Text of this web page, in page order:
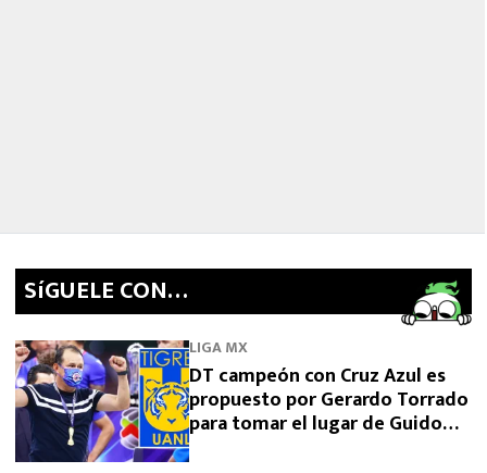
SíGUELE CON…
LIGA MX
DT campeón con Cruz Azul es
propuesto por Gerardo Torrado
para tomar el lugar de Guido